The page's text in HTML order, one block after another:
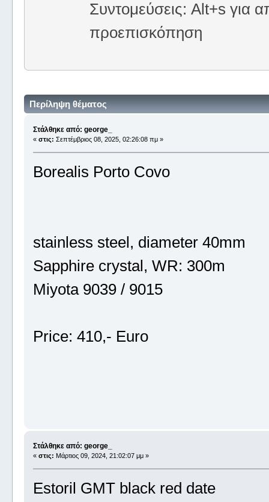
Συντομεύσεις: Alt+s για
προεπισκόπηση
Περίληψη θέματος
Στάλθηκε από: george_
« στις: Σεπτέμβριος 08, 2025, 02:26:08 πμ »
Borealis Porto Covo
stainless steel, diameter 40mm
Sapphire crystal, WR: 300m
Miyota 9039 / 9015
Price: 410,- Euro
Στάλθηκε από: george_
« στις: Μάρτιος 09, 2024, 21:02:07 μμ »
Estoril GMT black red date